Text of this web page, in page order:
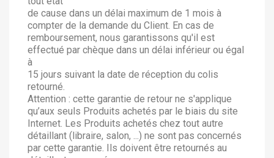
de cause dans un délai maximum de 1 mois à
compter de la demande du Client. En cas de
remboursement, nous garantissons qu'il est
effectué par chèque dans un délai inférieur ou égal
à
15 jours suivant la date de réception du colis
retourné.
Attention : cette garantie de retour ne s'applique
qu’aux seuls Produits achetés par le biais du site
Internet. Les Produits achetés chez tout autre
détaillant (libraire, salon, ...) ne sont pas concernés
par cette garantie. Ils doivent être retournés au